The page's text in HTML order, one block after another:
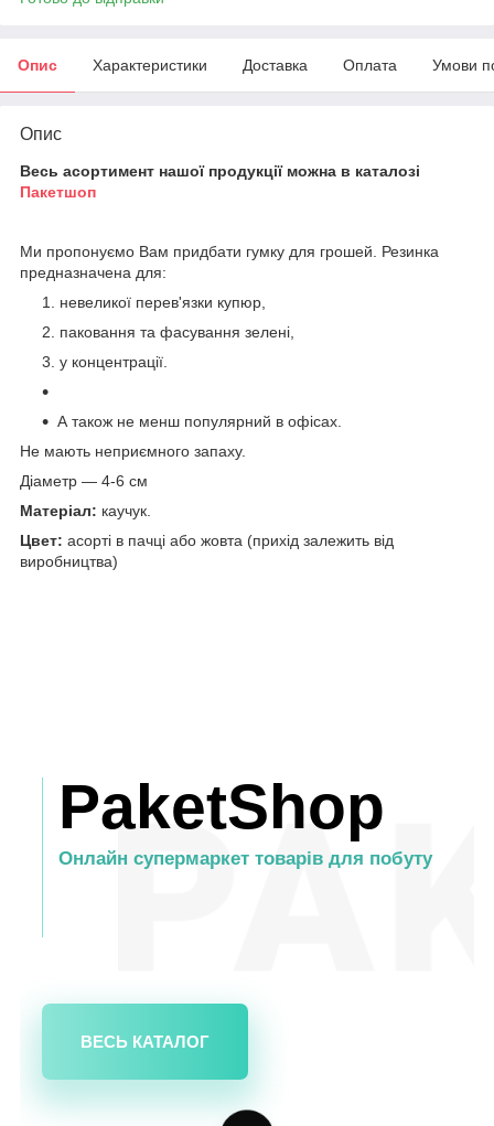
Опис Характеристики Доставка Оплата Умови
Опис
Весь асортимент нашої продукції можна в каталозі
Пакетшоп
Ми пропонуємо Вам придбати гумку для грошей. Резинка
предназначена для:
невеликої перев'язки купюр,
паковання та фасування зелені,
у концентрації.
А також не менш популярний в офісах.
Не мають неприємного запаху.
Діаметр — 4-6 см
Матеріал: каучук.
Цвет: асорті в пачці або жовта (прихід залежить від
виробництва)
PaketShop
Онлайн супермаркет товарів для побуту
ВЕСЬ КАТАЛОГ